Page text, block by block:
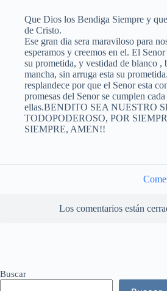
Que Dios los Bendiga Siempre y
de Cristo.
Ese gran dia sera maraviloso para
esperamos y creemos en el. El
su prometida, y vestidad de blanco ,
mancha, sin arruga esta su
resplandece por que el Senor esta
promesas del Senor se cumplen
ellas.BENDITO SEA NUESTRO
TODOPODEROSO, POR
SIEMPRE, AMEN!!
Los comentarios están
Buscar